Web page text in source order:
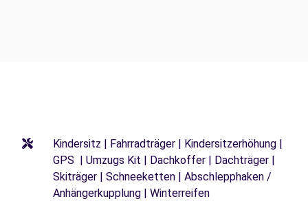
Kindersitz | Fahrradträger | Kindersitzerhöhung |
GPS | Umzugs Kit | Dachkoffer | Dachträger |
Skiträger | Schneeketten | Abschlepphaken /
Anhängerkupplung | Winterreifen